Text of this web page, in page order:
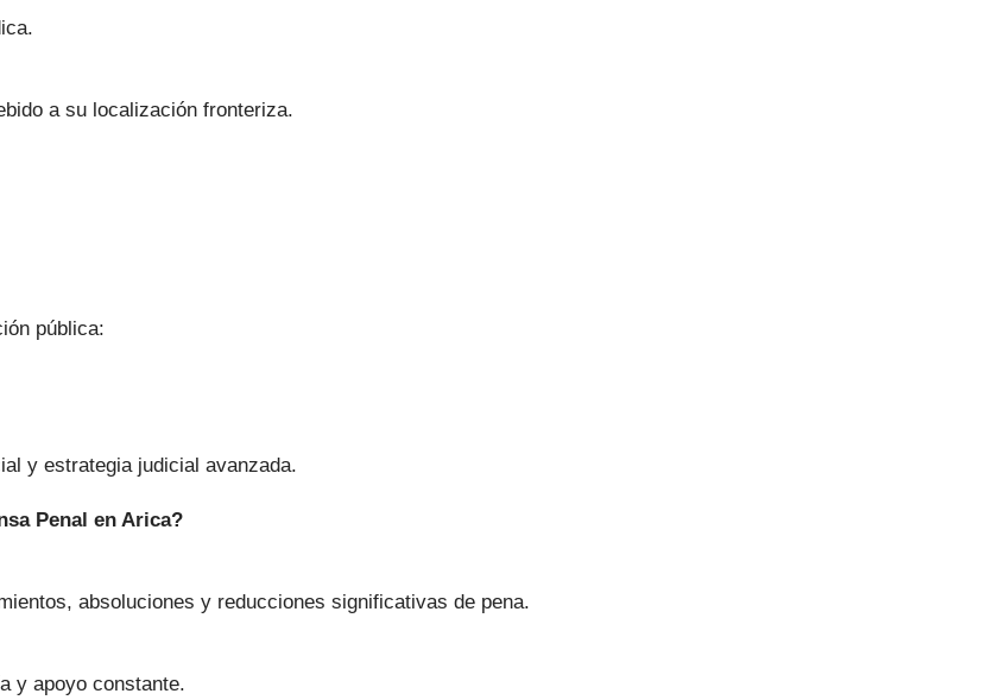
a su localización fronteriza.
pública:
y estrategia judicial avanzada.
Penal en Arica?
absoluciones y reducciones significativas de pena.
y apoyo constante.